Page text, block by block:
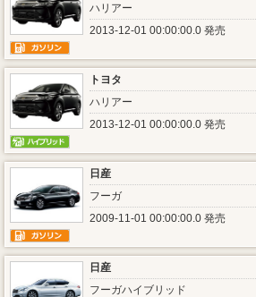
ハリアー
2013-12-01 00:00:00.0 発売
トヨタ
ハリアー
2013-12-01 00:00:00.0 発売
日産
フーガ
2009-11-01 00:00:00.0 発売
日産
フーガハイブリッド